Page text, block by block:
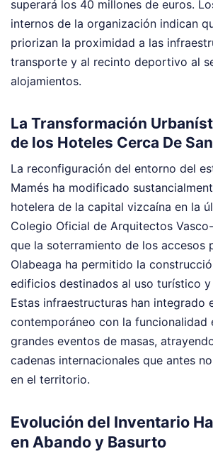
superará los 40 millones de euros.
internos de la organización indican
priorizan la proximidad a las
transporte y al recinto deportivo al
alojamientos.
La Transformación
de los Hoteles Cerca De
La reconfiguración del entorno del
Mamés ha modificado
hotelera de la capital vizcaína en la
Colegio Oficial de Arquitectos
que la soterramiento de los accesos
Olabeaga ha permitido la
edificios destinados al uso turístico y
Estas infraestructuras han integrado
contemporáneo con la funcionalidad
grandes eventos de masas,
cadenas internacionales que antes
en el territorio.
Evolución del Inventario
en Abando y Basurto